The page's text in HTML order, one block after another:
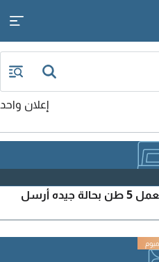
إعلان واحد
مطلوب شراء فورك ليفت مستعمل 5 طن بحالة جيده أرسل